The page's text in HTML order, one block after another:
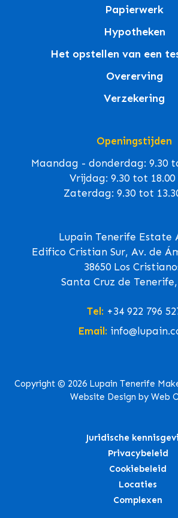
Papierwerk
Hypotheken
Het opstellen van een
Overerving
Verzekering
Openingstijden
Maandag - donderdag: 9.30
Vrijdag: 9.30 tot 18.00
Zaterdag: 9.30 tot
Lupain Tenerife Estate
Edifico Cristian Sur, Av. de
38650 Los
Santa Cruz de
Tel: +34 922 796
Email:
Copyright © 2026 Lupain Tenerife
Website Design by Web
Juridische
Privacybeleid
Cookiebeleid
Locaties
Complexen